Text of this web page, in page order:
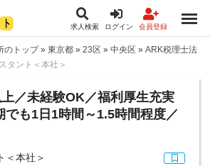
求人検索 ログイン 会員登録
のトップ» 東京都 » 23区 » 中央区 » ARK税理士法
タント＜本社＞
／未経験OK／福利厚生充実
でも1日1時間～1.5時間程度／
＜本社＞